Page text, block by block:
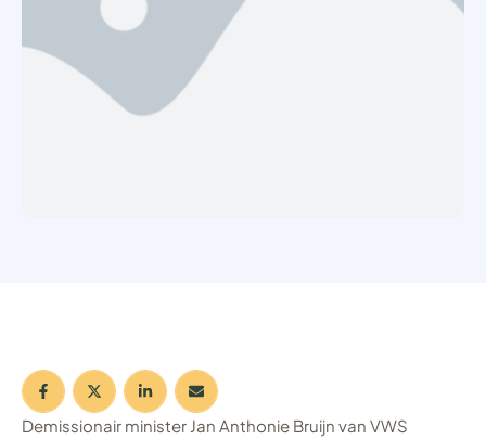
Demissionair minister Jan Anthonie Bruijn van VWS